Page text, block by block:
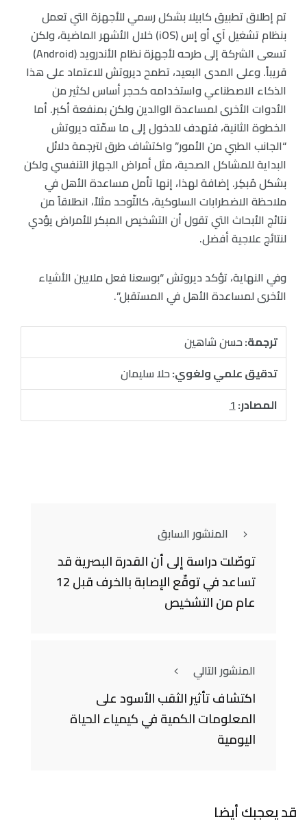
تم إطلاق تطبيق كابيلا بشكل رسمي للأجهزة التي تعمل
بنظام تشغيل آي أو إس (iOS) خلال الأشهر الماضية، ولكن
تسعى الشركة إلى طرحه لأجهزة نظام الأندرويد (Android)
قريباً. وعلى المدى البعيد، تطمح ديروتش للاعتماد على هذا
الذكاء الاصطناعي واستخدامه كحجر أساس لكثير من
الأدوات الأخرى لمساعدة الوالدين ولكن بمنفعة أكبر. أما
الخطوة الثانية، فتهدف للدخول إلى ما سمّته ديروتش
“الجانب الطبي من الأمور” واكتشاف طرق لترجمة دلائل
البداية للمشاكل الصحية، مثل أمراض الجهاز التنفسي ولكن
بشكل مُبكِر. إضافة لهذا، إنها تأمل مساعدة الأهل في
ملاحظة الاضطرابات السلوكية، كالتّوحد مثلاً، انطلاقاً من
نتائج الأبحاث التي تقول أن التشخيص المبكر للأمراض يؤدي
لنتائج علاجية أفضل.
وفي النهاية، تؤكد ديروتش “بوسعنا فعل ملايين الأشياء
الأخرى لمساعدة الأهل في المستقبل”.
ترجمة:حسن شاهين
تدقيق علمي ولغوي:حلا سليمان
المصادر:1
المنشور السابق
توصّلت دراسة إلى أن القدرة البصرية قد
تساعد في توقّع الإصابة بالخرف قبل 12
عام من التشخيص
المنشور التالي
اكتشاف تأثير الثقب الأسود على
المعلومات الكمية في كيمياء الحياة
اليومية
قد يعجبك أيضا